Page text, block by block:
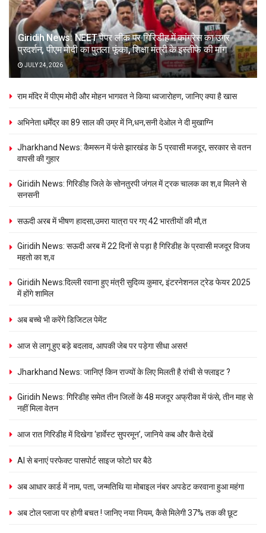
Giridih News: NEET पेपर लीक पर गिरिडीह में कांग्रेस का उग्र
प्रदर्शन, पीएम मोदी का पुतला फूंका, शिक्षा मंत्री के इस्तीफे की मांग
JULY 24, 2026
राम मंदिर में पीएम मोदी और मोहन भागवत ने किया ध्वजारोहण, जानिए क्या है खास
अभिनेता धर्मेंद्र का 89 साल की उम्र में नि,धन,सनी देओल ने दी मुखाग्नि
Jharkhand News: कैमरून में फंसे झारखंड के 5 प्रवासी मजदूर, सरकार से वतन
वापसी की गुहार
Giridih News: गिरिडीह जिले के सोनतुरपी जंगल में ट्रक चालक का श,व मिलने से
सनसनी
सऊदी अरब में भीषण हादसा,उमरा यात्रा पर गए 42 भारतीयों की मौ,त
Giridih News: सऊदी अरब में 22 दिनों से पड़ा है गिरिडीह के प्रवासी मजदूर विजय
महतो का श,व
Giridih News:दिल्ली रवाना हुए मंत्री सुदिव्य कुमार, इंटरनेशनल ट्रेड फेयर 2025
में होंगे शामिल
अब बच्चे भी करेंगे डिजिटल पेमेंट
आज से लागू हुए बड़े बदलाव, आपकी जेब पर पड़ेगा सीधा असर!
Jharkhand News: जानिए! किन राज्यों के लिए मिलती है रांची से फ्लाइट ?
Giridih News: गिरिडीह समेत तीन जिलों के 48 मजदूर अफ्रीका में फंसे, तीन माह से
नहीं मिला वेतन
आज रात गिरिडीह में दिखेगा ‘हार्वेस्ट सुपरमून’, जानिये कब और कैसे देखें
AI से बनाएं परफेक्ट पासपोर्ट साइज फोटो घर बैठे
अब आधार कार्ड में नाम, पता, जन्मतिथि या मोबाइल नंबर अपडेट करवाना हुआ महंगा
अब टोल प्लाजा पर होगी बचत ! जानिए नया नियम, कैसे मिलेगी 37% तक की छूट